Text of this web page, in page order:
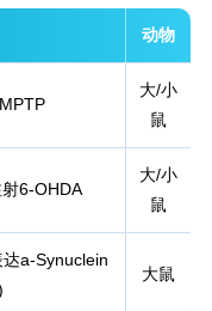
动物
大/小
鼠
6-OHDA
大/小
鼠
a-Synuclein
大鼠